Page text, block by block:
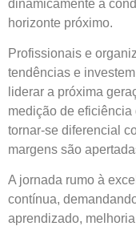
dinamicamente a
horizonte próximo.
Profissionais e
tendências e
liderar a próxima
medição de
tornar-se diferencial
margens são
A jornada rumo à
contínua,
aprendizado,